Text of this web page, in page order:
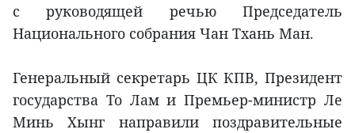
с руководящей речью Председатель
Национального собрания Чан Тхань Ман.
Генеральный секретарь ЦК КПВ, Президент
государства То Лам и Премьер-министр Ле
Минь Хынг направили поздравительные